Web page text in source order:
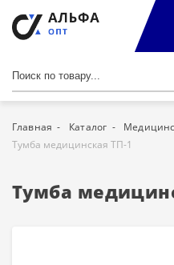
Главная Каталог
Тумба медицинская ТП-1
Тумба